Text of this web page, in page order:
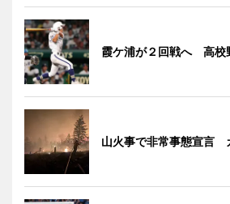
霞ケ浦が２回戦へ 高校
山火事で非常事態宣言